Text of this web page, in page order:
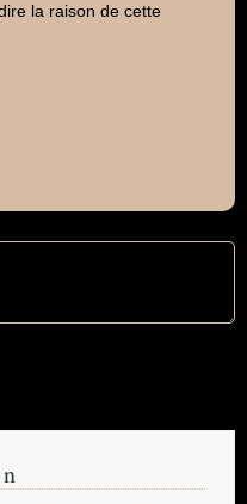
la raison de cette